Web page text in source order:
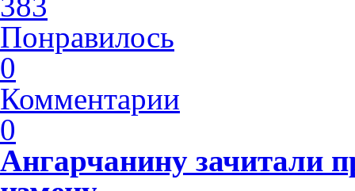
Понравилось
0
Комментарии
0
Ангарчанину зачитали